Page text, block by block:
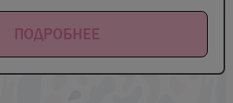
ПОДРОБНЕЕ